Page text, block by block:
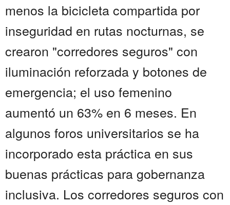
menos la bicicleta compartida por
inseguridad en rutas nocturnas, se
crearon "corredores seguros" con
iluminación reforzada y botones de
emergencia; el uso femenino
aumentó un 63% en 6 meses. En
algunos foros universitarios se ha
incorporado esta práctica en sus
buenas prácticas para gobernanza
inclusiva. Los corredores seguros con